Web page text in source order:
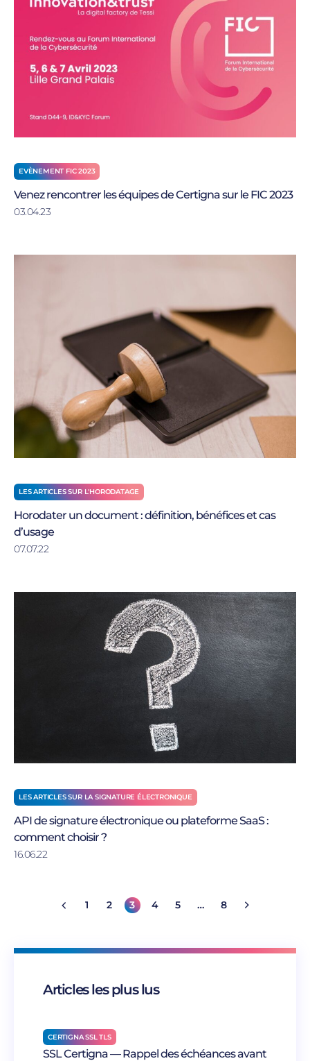
EVÈNEMENT FIC 2023
Venez rencontrer les équipes de Certigna sur le FIC 2023
03.04.23
LES ARTICLES SUR L'HORODATAGE
Horodater un document : définition, bénéfices et cas
d’usage
07.07.22
LES ARTICLES SUR LA SIGNATURE ÉLECTRONIQUE
API de signature électronique ou plateforme SaaS :
comment choisir ?
16.06.22
1 2 3 4 5 … 8
Articles les plus lus
CERTIGNA SSL TLS
SSL Certigna — Rappel des échéances avant